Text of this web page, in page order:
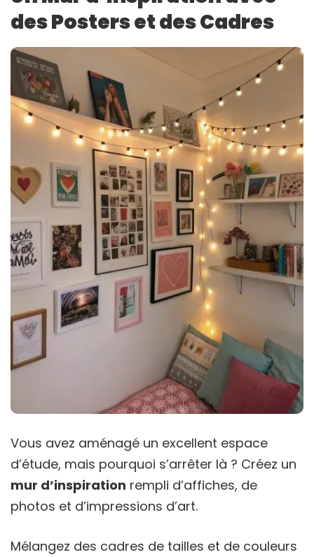
des Posters et des Cadres
Vous avez aménagé un excellent espace
d’étude, mais pourquoi s’arrêter là ? Créez un
mur d’inspiration rempli d’affiches, de
photos et d’impressions d’art.
Mélangez des cadres de tailles et de couleurs